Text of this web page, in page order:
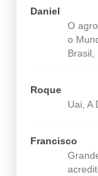
Daniel
O
o
Brasil,
Roque
Uai, A
Francisco